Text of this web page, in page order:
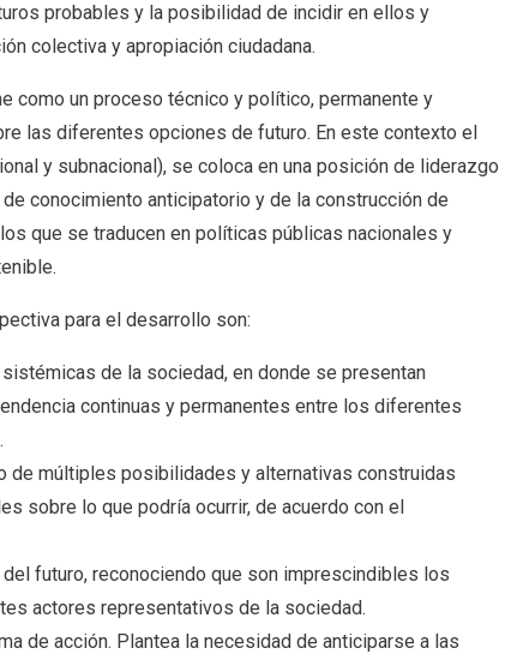
probables y la posibilidad de incidir en ellos y
colectiva y apropiación ciudadana.
como un proceso técnico y político, permanente y
las diferentes opciones de futuro. En este contexto el
y subnacional), se coloca en una posición de liderazgo
conocimiento anticipatorio y de la construcción de
que se traducen en políticas públicas nacionales y
para el desarrollo son:
de la sociedad, en donde se presentan
continuas y permanentes entre los diferentes
de múltiples posibilidades y alternativas construidas
sobre lo que podría ocurrir, de acuerdo con el
futuro, reconociendo que son imprescindibles los
actores representativos de la sociedad.
de acción. Plantea la necesidad de anticiparse a las